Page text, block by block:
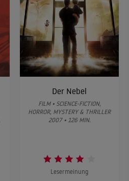
Der Nebel
FILM • SCIENCE-FICTION,
HORROR, MYSTERY & THRILLER
2007 • 126 MIN.
Lesermeinung